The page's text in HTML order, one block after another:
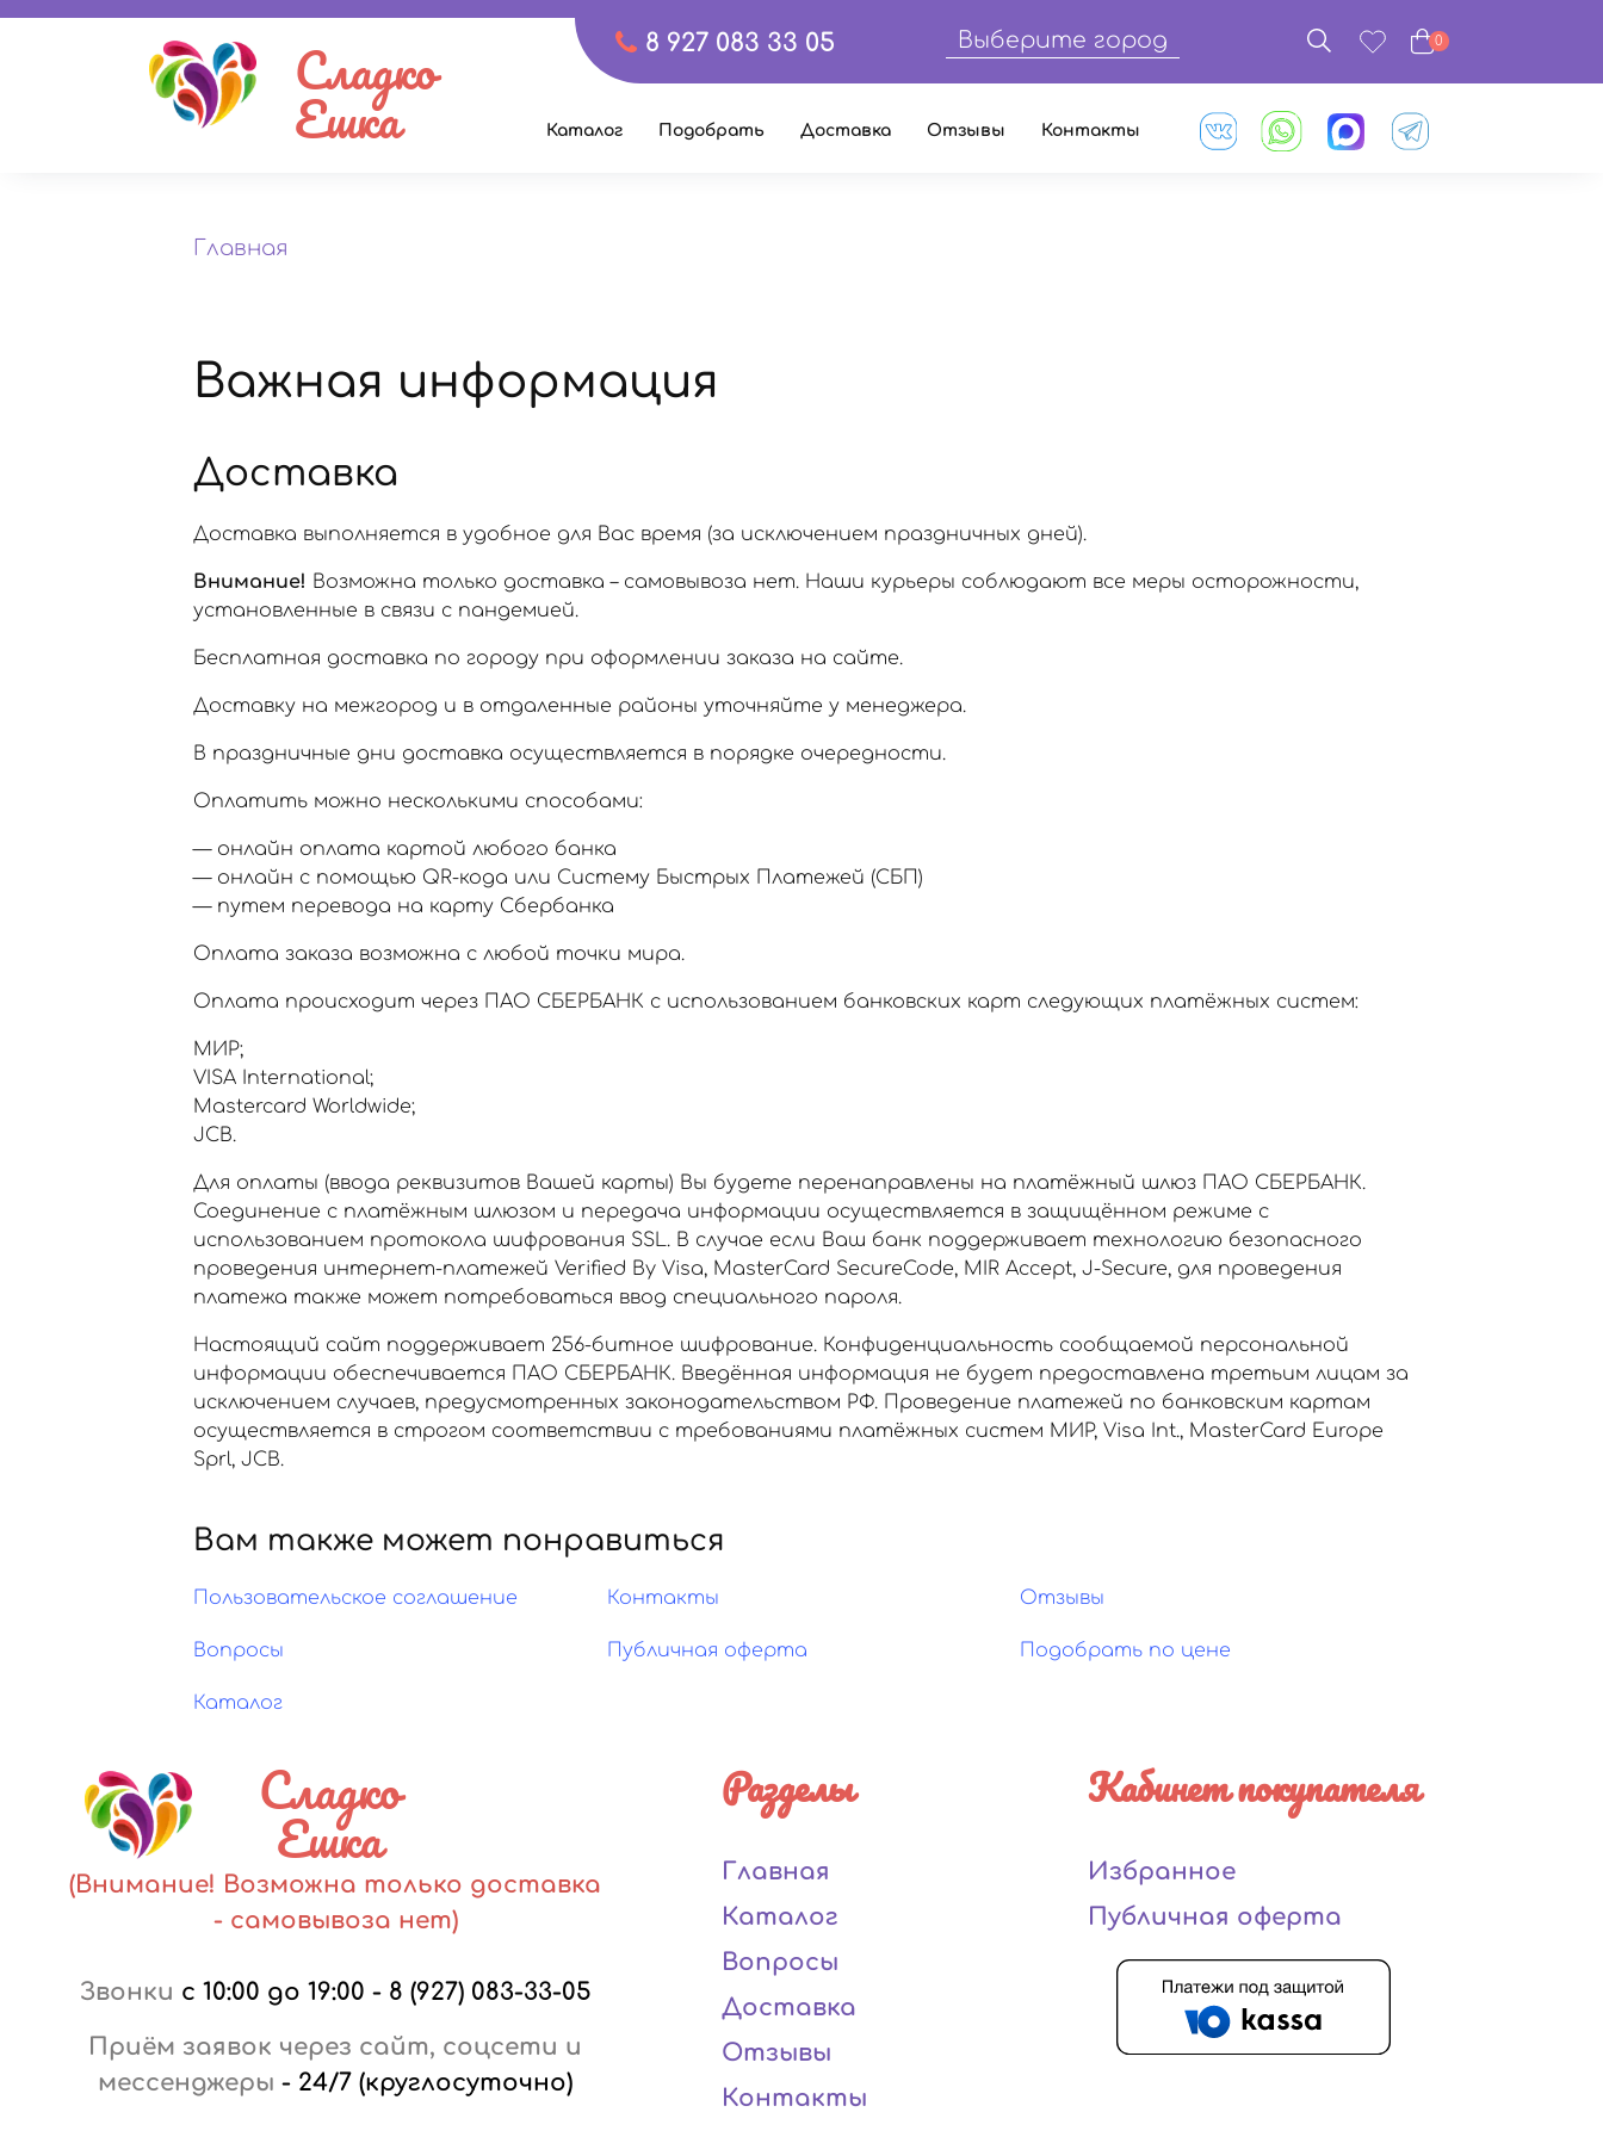
8 927 083 33 05 Выберите город 0
Сладко
Ешка Каталог Подобрать Доставка Отзывы Контакты
Главная
Важная информация
Доставка
Доставка выполняется в удобное для Вас время (за исключением праздничных дней).
Внимание! Возможна только доставка – самовывоза нет. Наши курьеры соблюдают все меры осторожности,
установленные в связи с пандемией.
Бесплатная доставка по городу при оформлении заказа на сайте.
Доставку на межгород и в отдаленные районы уточняйте у менеджера.
В праздничные дни доставка осуществляется в порядке очередности.
Оплатить можно несколькими способами:
— онлайн оплата картой любого банка
— онлайн с помощью QR-кода или Систему Быстрых Платежей (СБП)
— путем перевода на карту Сбербанка
Оплата заказа возможна с любой точки мира.
Оплата происходит через ПАО СБЕРБАНК с использованием банковских карт следующих платёжных систем:
МИР;
VISA International;
Mastercard Worldwide;
JCB.
Для оплаты (ввода реквизитов Вашей карты) Вы будете перенаправлены на платёжный шлюз ПАО СБЕРБАНК.
Соединение с платёжным шлюзом и передача информации осуществляется в защищённом режиме с
использованием протокола шифрования SSL. В случае если Ваш банк поддерживает технологию безопасного
проведения интернет-платежей Verified By Visa, MasterCard SecureCode, MIR Accept, J-Secure, для проведения
платежа также может потребоваться ввод специального пароля.
Настоящий сайт поддерживает 256-битное шифрование. Конфиденциальность сообщаемой персональной
информации обеспечивается ПАО СБЕРБАНК. Введённая информация не будет предоставлена третьим лицам за
исключением случаев, предусмотренных законодательством РФ. Проведение платежей по банковским картам
осуществляется в строгом соответствии с требованиями платёжных систем МИР, Visa Int., MasterCard Europe
Sprl, JCB.
Вам также может понравиться
Пользовательское соглашение Контакты Отзывы
Вопросы Публичная оферта Подобрать по цене
Каталог
Сладко
Ешка
(Внимание! Возможна только доставка
- самовывоза нет)
Звонки с 10:00 до 19:00 - 8 (927) 083-33-05
Приём заявок через сайт, соцсети и
мессенджеры - 24/7 (круглосуточно)
Разделы
Главная
Каталог
Вопросы
Доставка
Отзывы
Контакты
Кабинет покупателя
Избранное
Публичная оферта